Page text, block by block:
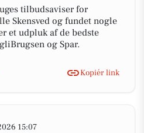
tilbudsaviser for
Skensved og fundet nogle
et udpluk af de bedste
og Spar.
Kopiér link
15:07